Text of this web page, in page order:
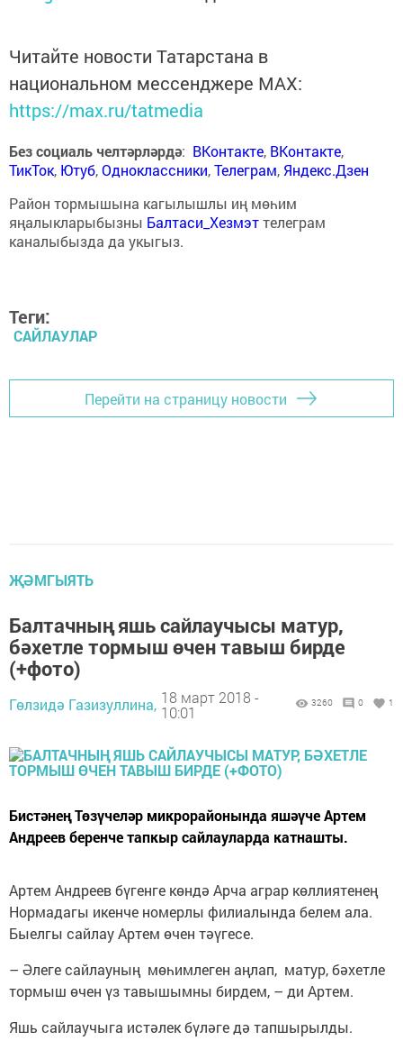
Читайте новости Татарстана в
национальном мессенджере MАХ:
https://max.ru/tatmedia
Без социаль челтәрләрдә: ВКонтакте, ВКонтакте,
ТикТок, Ютуб,Одноклассники,Телеграм, Яндекс.Дзен
Район тормышына кагылышлы иң мөһим
яңалыкларыбызны Балтаси_Хезмэттелеграм
каналыбызда да укыгыз.
Теги:
САЙЛАУЛАР
Перейти на страницу новости
ҖӘМГЫЯТЬ
Балтачның яшь сайлаучысы матур,
бәхетле тормыш өчен тавыш бирде
(+фото)
Гөлзидә Газизуллина, 18 март 2018 -
10:01
3260 0 1
Бистәнең Төзүчеләр микрорайонында яшәүче Артем
Андреев беренче тапкыр сайлауларда катнашты.
Артем Андреев бүгенге көндә Арча аграр көллиятенең
Нормадагы икенче номерлы филиалында белем ала.
Быелгы сайлау Артем өчен тәүгесе.
– Әлеге сайлауның мөһимлеген аңлап, матур, бәхетле
тормыш өчен үз тавышымны бирдем, – ди Артем.
Яшь сайлаучыга истәлек бүләге дә тапшырылды.